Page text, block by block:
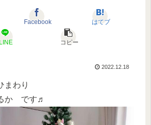
Facebook はてブ
LINE コピー
2022.12.18
まわり
か です♬